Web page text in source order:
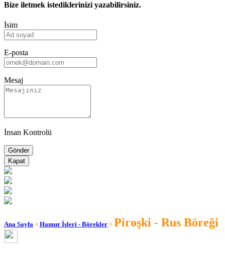
Bize iletmek istediklerinizi yazabilirsiniz.
İsim
E-posta
Mesaj
İnsan Kontrolü
Kapat
Ana Sayfa > Hamur İşleri - Börekler > Piroşki - Rus Böreği